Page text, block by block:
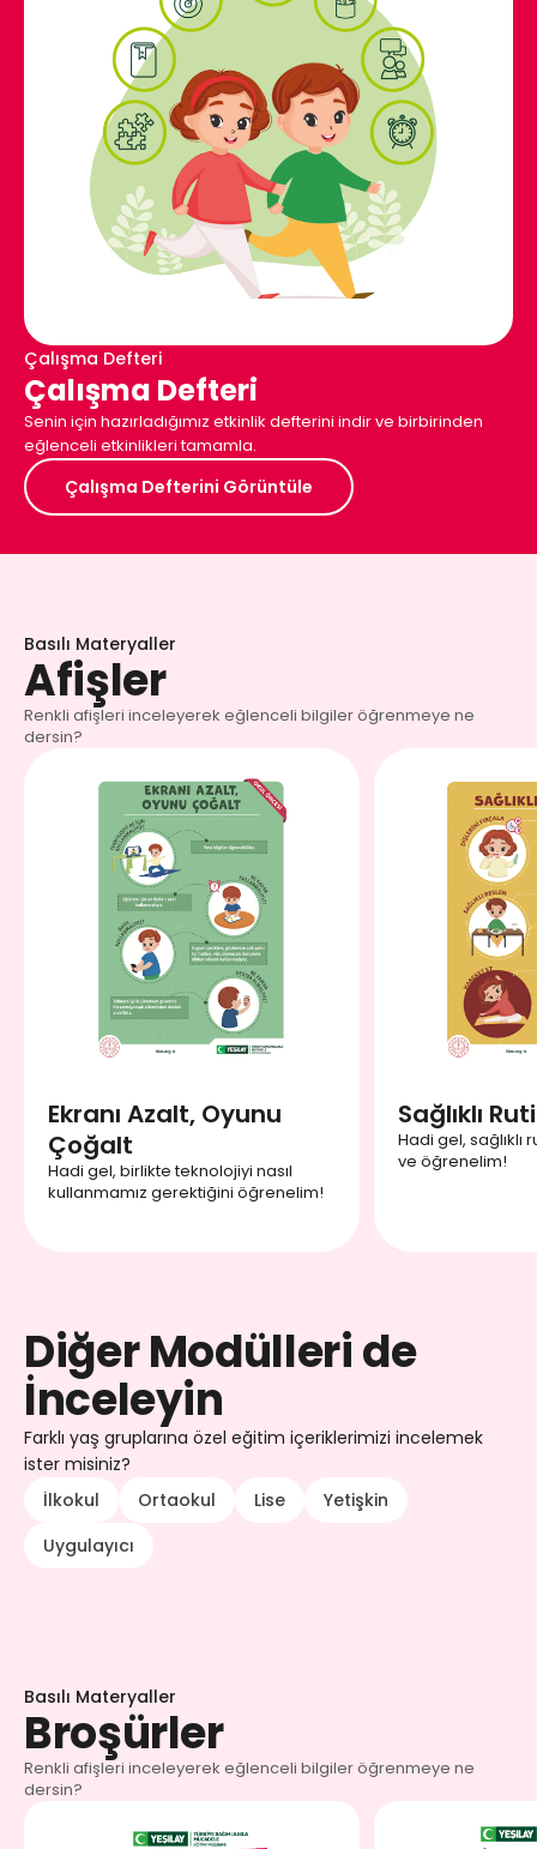
Çalışma Defteri
Çalışma Defteri
Senin için hazırladığımız etkinlik defterini indir ve birbirinden
eğlenceli etkinlikleri tamamla.
Çalışma Defterini Görüntüle
Basılı Materyaller
Afişler
Renkli afişleri inceleyerek eğlenceli bilgiler öğrenmeye ne
dersin?
Ekranı Azalt, Oyunu
Çoğalt
Hadi gel, birlikte teknolojiyi nasıl
kullanmamız gerektiğini öğrenelim!
Sağlıklı
Hadi gel,
ve öğrenelim!
Diğer Modülleri de
İnceleyin
Farklı yaş gruplarına özel eğitim içeriklerimizi incelemek
ister misiniz?
İlkokul
Ortaokul Lise
Yetişkin
Uygulayıcı
Basılı Materyaller
Broşürler
Renkli afişleri inceleyerek eğlenceli bilgiler öğrenmeye ne
dersin?